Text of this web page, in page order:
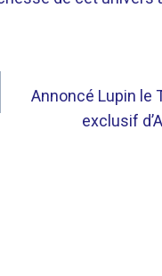
Annoncé Lupin le
exclusif